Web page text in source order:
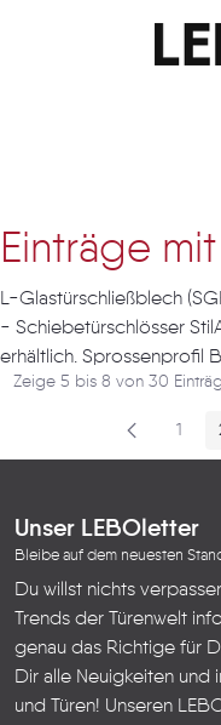
Einträge
L-Glastürschließblech
- Schiebetürschlösser
erhältlich. Sprossenprofil
Zeige 5 bis 8 von 30
Seite
1
Unser LEBOletter
Bleibe auf dem neuesten
Du willst nichts
Trends der Türenwelt
genau das Richtige für
Dir alle Neuigkeiten und
und Türen! Unseren